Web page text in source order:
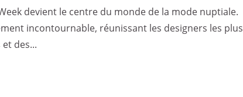
devient le centre du monde de la mode nuptiale.
incontournable, réunissant les designers les plus
des...